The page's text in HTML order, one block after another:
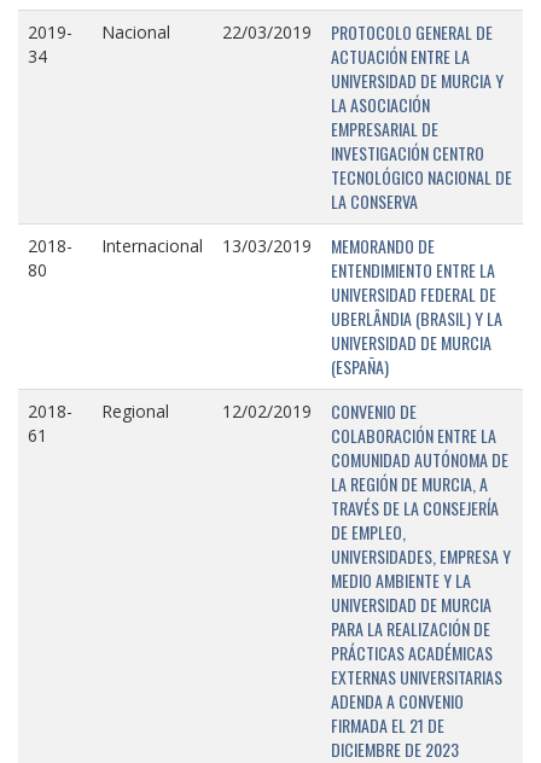
2019-
34
Nacional 22/03/2019
PROTOCOLO GENERAL DE
ACTUACIÓN ENTRE LA
UNIVERSIDAD DE MURCIA Y
LA ASOCIACIÓN
EMPRESARIAL DE
INVESTIGACIÓN CENTRO
TECNOLÓGICO NACIONAL DE
LA CONSERVA
2018-
80
Internacional 13/03/2019
MEMORANDO DE
ENTENDIMIENTO ENTRE LA
UNIVERSIDAD FEDERAL DE
UBERLÂNDIA (BRASIL) Y LA
UNIVERSIDAD DE MURCIA
(ESPAÑA)
2018-
61
Regional 12/02/2019
CONVENIO DE
COLABORACIÓN ENTRE LA
COMUNIDAD AUTÓNOMA DE
LA REGIÓN DE MURCIA, A
TRAVÉS DE LA CONSEJERÍA
DE EMPLEO,
UNIVERSIDADES, EMPRESA Y
MEDIO AMBIENTE Y LA
UNIVERSIDAD DE MURCIA
PARA LA REALIZACIÓN DE
PRÁCTICAS ACADÉMICAS
EXTERNAS UNIVERSITARIAS
ADENDA A CONVENIO
FIRMADA EL 21 DE
DICIEMBRE DE 2023